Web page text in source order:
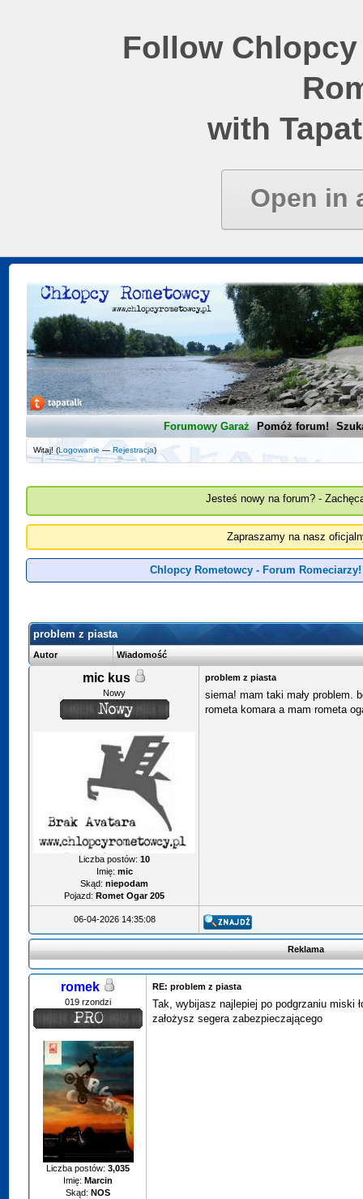
Follow
with
Open in
Forumowy Garaż Pomóż forum!
Witaj! (Logowanie —Rejestracja)
Jesteś nowy na forum? -
Zapraszamy na nasz
Chlopcy Rometowcy - Forum Romeciarzy!
problem z piasta
Autor Wiadomość
mic kus
Nowy
Liczba postów:10
Imię: mic
Skąd: niepodam
Pojazd: Romet Ogar 205
problem z piasta
siema! mam taki mały problem.
rometa komara a mam rometa
06-04-2026 14:35:08
Reklama
romek
019 rzondzi
Liczba postów:3,035
Imię: Marcin
Skąd: NOS
RE: problem z piasta
Tak, wybijasz najlepiej po podgrzaniu miski
założysz segera zabezpieczającego